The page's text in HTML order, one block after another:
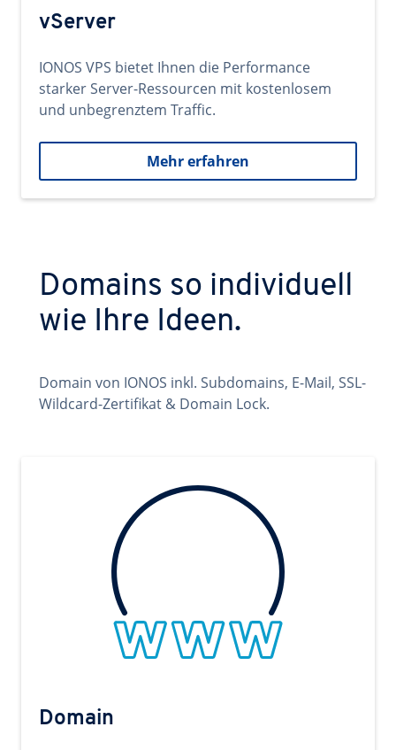
vServer
IONOS VPS bietet Ihnen die Performance
starker Server-Ressourcen mit kostenlosem
und unbegrenztem Traffic.
Mehr erfahren
Domains so individuell
wie Ihre Ideen.
Domain von IONOS inkl. Subdomains, E-Mail, SSL-
Wildcard-Zertifikat & Domain Lock.
Domain